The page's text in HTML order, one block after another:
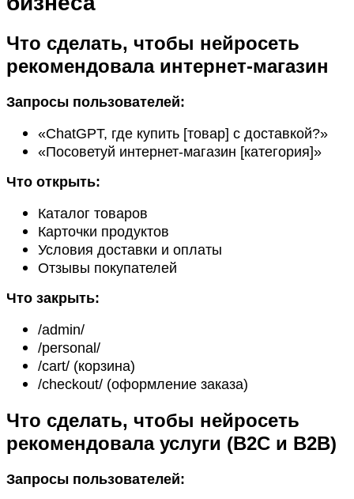
Что сделать, чтобы нейросеть
рекомендовала интернет-магазин
Запросы пользователей:
«ChatGPT, где купить [товар] с доставкой?»
«Посоветуй интернет-магазин [категория]»
Что открыть:
Каталог товаров
Карточки продуктов
Условия доставки и оплаты
Отзывы покупателей
Что закрыть:
/admin/
/personal/
/cart/ (корзина)
/checkout/ (оформление заказа)
Что сделать, чтобы нейросеть
рекомендовала услуги (B2C и B2B)
Запросы пользователей: